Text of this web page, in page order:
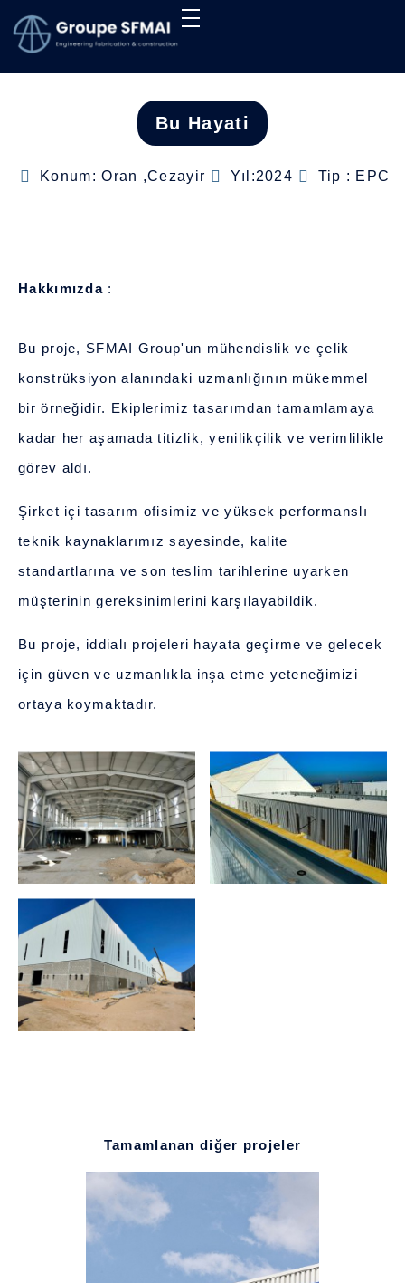
SFMAI GRUBU
Bu Hayati
Konum: Oran ,Cezayir Yıl:2024 Tip : EPC
Hakkımızda :
Bu proje, SFMAI Group'un mühendislik ve çelik
konstrüksiyon alanındaki uzmanlığının mükemmel
bir örneğidir. Ekiplerimiz tasarımdan tamamlamaya
kadar her aşamada titizlik, yenilikçilik ve verimlilikle
görev aldı.
Şirket içi tasarım ofisimiz ve yüksek performanslı
teknik kaynaklarımız sayesinde, kalite
standartlarına ve son teslim tarihlerine uyarken
müşterinin gereksinimlerini karşılayabildik.
Bu proje, iddialı projeleri hayata geçirme ve gelecek
için güven ve uzmanlıkla inşa etme yeteneğimizi
ortaya koymaktadır.
Tamamlanan diğer projeler